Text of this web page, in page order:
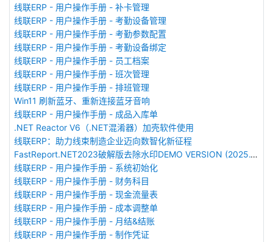
线联ERP - 用户操作手册 - 补卡管理
线联ERP - 用户操作手册 - 考勤设备管理
线联ERP - 用户操作手册 - 考勤参数配置
线联ERP - 用户操作手册 - 考勤设备绑定
线联ERP - 用户操作手册 - 员工档案
线联ERP - 用户操作手册 - 班次管理
线联ERP - 用户操作手册 - 排班管理
Win11 刷新蓝牙、重新连接蓝牙音响
线联ERP - 用户操作手册 - 成品入库单
.NET Reactor V6（.NET混淆器）加壳软件使用
线联ERP：助力线束制造企业迈向数智化新征程
FastReport.NET2023破解版去除水印DEMO VERSION (2025.1.14/2023.2.18版本)
线联ERP - 用户操作手册 - 系统初始化
线联ERP - 用户操作手册 - 财务科目
线联ERP - 用户操作手册 - 现金流量表
线联ERP - 用户操作手册 - 成本调整单
线联ERP - 用户操作手册 - 月结&结账
线联ERP - 用户操作手册 - 制作凭证